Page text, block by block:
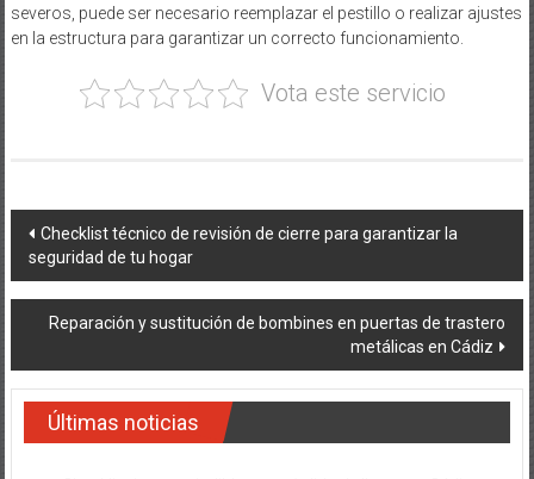
severos, puede ser necesario reemplazar el pestillo o realizar ajustes
en la estructura para garantizar un correcto funcionamiento.
Vota este servicio
Navegación
de
entradas
Checklist técnico de revisión de cierre para garantizar la
seguridad de tu hogar
Reparación y sustitución de bombines en puertas de trastero
metálicas en Cádiz
Últimas noticias